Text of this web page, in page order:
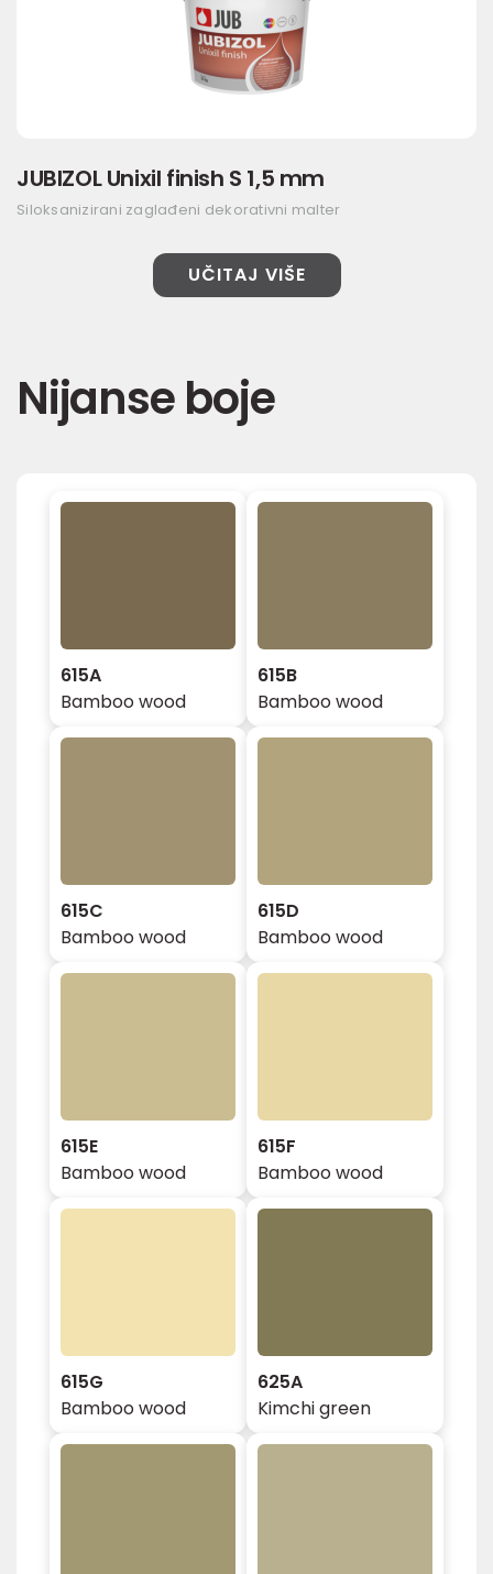
JUBIZOL Unixil finish S 1,5 mm
Siloksanizirani zaglađeni dekorativni malter
UČITAJ VIŠE
Nijanse boje
615A
Bamboo wood
615B
Bamboo wood
615C
Bamboo wood
615D
Bamboo wood
615E
Bamboo wood
615F
Bamboo wood
615G
Bamboo wood
625A
Kimchi green